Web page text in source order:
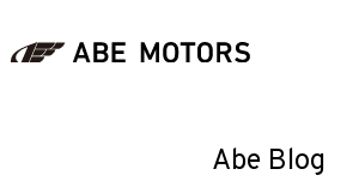
Abe Blog